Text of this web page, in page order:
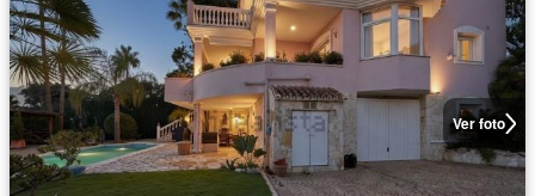
Ver foto